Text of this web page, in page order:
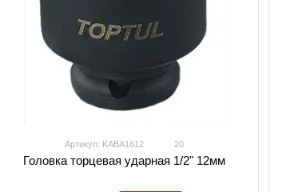
Артикул: KABA1612 20
Головка торцевая ударная 1/2" 12мм